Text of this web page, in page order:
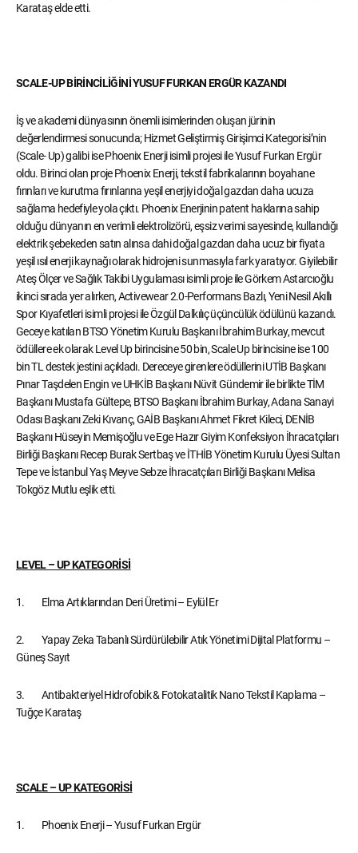
Karataş elde etti.
SCALE-UP BİRİNCİLİĞİNİ YUSUF FURKAN ERGÜR KAZANDI
İş ve akademi dünyasının önemli isimlerinden oluşan jürinin
değerlendirmesi sonucunda; Hizmet Geliştirmiş Girişimci Kategorisi’nin
(Scale- Up) galibi ise Phoenix Enerji isimli projesi ile Yusuf Furkan Ergür
oldu. Birinci olan proje Phoenix Enerji, tekstil fabrikalarının boyahane
fırınları ve kurutma fırınlarına yeşil enerjiyi doğal gazdan daha ucuza
sağlama hedefiyle yola çıktı. Phoenix Enerjinin patent haklarına sahip
olduğu dünyanın en verimli elektrolizörü, eşsiz verimi sayesinde, kullandığı
elektrik şebekeden satın alınsa dahi doğal gazdan daha ucuz bir fiyata
yeşil ısıl enerji kaynağı olarak hidrojeni sunmasıyla fark yaratıyor. Giyilebilir
Ateş Ölçer ve Sağlık Takibi Uygulaması isimli proje ile Görkem Astarcıoğlu
ikinci sırada yer alırken, Activewear 2.0-Performans Bazlı, Yeni Nesil Akıllı
Spor Kıyafetleri isimli projesi ile Özgül Dalkılıç üçüncülük ödülünü kazandı.
Geceye katılan BTSO Yönetim Kurulu Başkanı İbrahim Burkay, mevcut
ödüllere ek olarak Level Up birincisine 50 bin, Scale Up birincisine ise 100
bin TL destek jestini açıkladı. Dereceye girenlere ödüllerini UTİB Başkanı
Pınar Taşdelen Engin ve UHKİB Başkanı Nüvit Gündemir ile birlikte TİM
Başkanı Mustafa Gültepe, BTSO Başkanı İbrahim Burkay, Adana Sanayi
Odası Başkanı Zeki Kıvanç, GAİB Başkanı Ahmet Fikret Kileci, DENİB
Başkanı Hüseyin Memişoğlu ve Ege Hazır Giyim Konfeksiyon İhracatçıları
Birliği Başkanı Recep Burak Sertbaş ve İTHİB Yönetim Kurulu Üyesi Sultan
Tepe ve İstanbul Yaş Meyve Sebze İhracatçıları Birliği Başkanı Melisa
Tokgöz Mutlu eşlik etti.
LEVEL – UP KATEGORİSİ
1. Elma Artıklarından Deri Üretimi – Eylül Er
2. Yapay Zeka Tabanlı Sürdürülebilir Atık Yönetimi Dijital Platformu –
Güneş Sayıt
3. Antibakteriyel Hidrofobik & Fotokatalitik Nano Tekstil Kaplama –
Tuğçe Karataş
SCALE – UP KATEGORİSİ
1. Phoenix Enerji – Yusuf Furkan Ergür